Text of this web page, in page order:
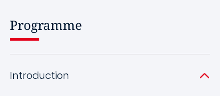
Programme
Introduction